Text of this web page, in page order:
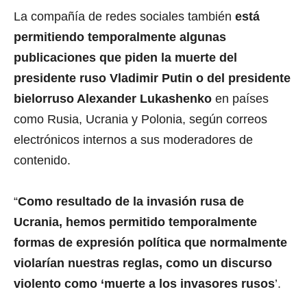
La compañía de redes sociales también está
permitiendo temporalmente algunas
publicaciones que piden la muerte del
presidente ruso Vladimir Putin o del presidente
bielorruso Alexander Lukashenko en países
como Rusia, Ucrania y Polonia, según correos
electrónicos internos a sus moderadores de
contenido.
“Como resultado de la invasión rusa de
Ucrania, hemos permitido temporalmente
formas de expresión política que normalmente
violarían nuestras reglas, como un discurso
violento como ‘muerte a los invasores rusos’.